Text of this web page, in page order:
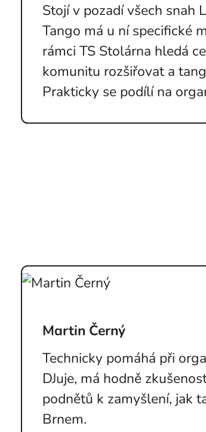
Stojí v pozadí všech snah
Tango má u ní specifické
rámci TS Stolárna hledá
komunitu rozšiřovat a
Prakticky se podílí na
Martin Černý
Technicky pomáhá při
DJuje, má hodně
podnětů k zamyšlení, jak
Brnem.